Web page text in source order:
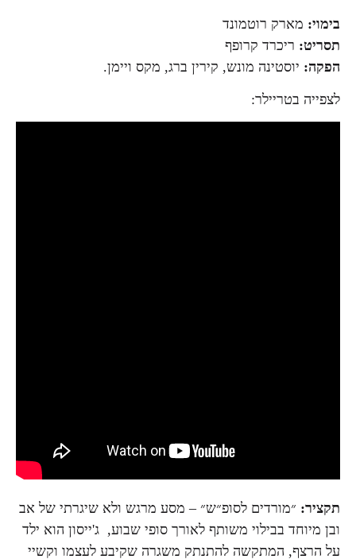
בימוי: מארק רוטמונד
תסריט: ריכרד קרופף
הפקה: יוסטינה מונש, קירין ברג, מקס ויימן.
לצפייה בטריילר:
תקציר: ״מורדים לסופ״ש״ – מסע מרגש ולא שיגרתי של אב
ובן מיוחד בבילוי משותף לאורך סופי שבוע, ג'ייסון הוא ילד
על הרצף, המתקשה להתנתק משגרה שקיבע לעצמו וקשיי